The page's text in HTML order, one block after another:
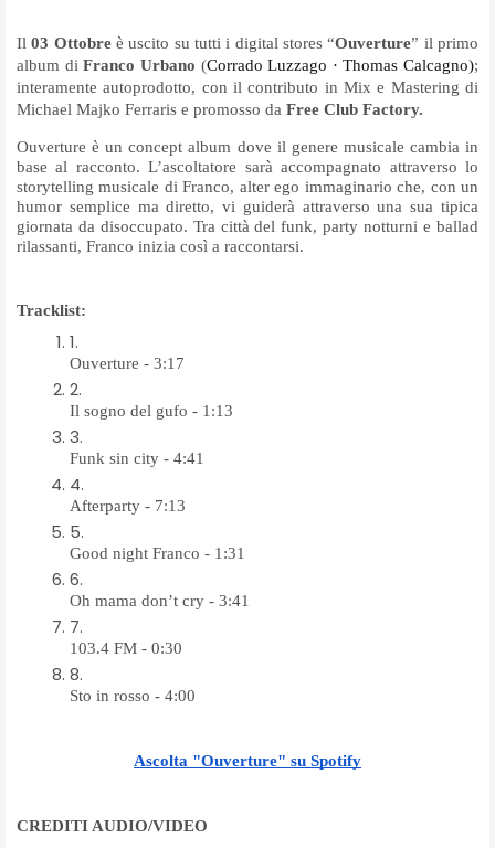
Il03 Ottobreè uscito su tutti i digital stores “Ouverture” il primo
album diFranco Urbano (Corrado Luzzago · Thomas Calcagno);
interamente autoprodotto, con il contributo in Mix e Mastering di
Michael Majko Ferraris e promosso da Free Club Factory.
Ouverture è un concept album dove il genere musicale cambia in
base al racconto. L’ascoltatore sarà accompagnato attraverso lo
storytelling musicale di Franco, alter ego immaginario che, con un
humor semplice ma diretto, vi guiderà attraverso una sua tipica
giornata da disoccupato. Tra città del funk, party notturni e ballad
rilassanti, Franco inizia così a raccontarsi.
Tracklist:
Ouverture - 3:17
Il sogno del gufo - 1:13
Funk sin city - 4:41
Afterparty - 7:13
Good night Franco - 1:31
Oh mama don’t cry - 3:41
103.4 FM - 0:30
Sto in rosso - 4:00
Ascolta "Ouverture" su Spotify
CREDITI AUDIO/VIDEO